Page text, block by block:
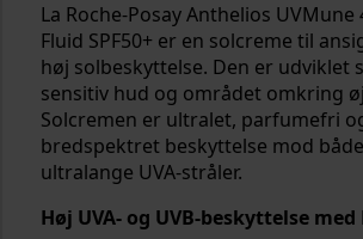
La Roche-Posay Anthelios UVMune
Fluid SPF50+ er en solcreme til
høj solbeskyttelse. Den er udviklet
sensitiv hud og området omkring
Solcremen er ultralet, parfumefri
bredspektret beskyttelse mod både
ultralange UVA-stråler.
Høj UVA- og UVB-beskyttelse